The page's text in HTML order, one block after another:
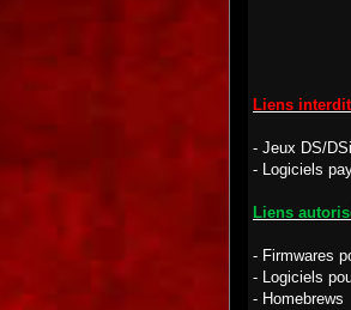
Liens
- Jeux DS/
- Logiciels
Liens
- Firmwares
- Logiciels
- Homebrews